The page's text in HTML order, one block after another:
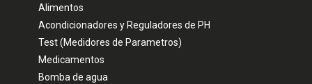
Alimentos
Acondicionadores y Reguladores de PH
Test (Medidores de Parametros)
Medicamentos
Bomba de agua